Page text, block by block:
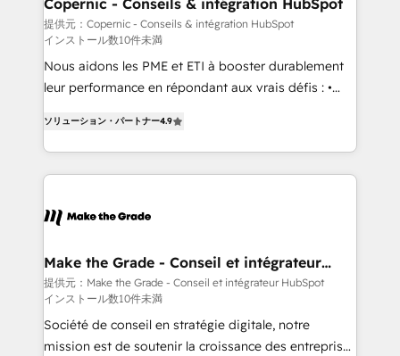
Soc2 compliant 🛡️ - Onboarding: Implementations
starting from $1,5k - Clay: Elite Studio Solutions
Partner 🤝 - Global: 75+ RPers across five continents
🌐 - Scale: Largest organically grown & fastest tiering
implementations than any other Partner 💻 -
Salesforce: We convert SFDC addicts to HubSpot
evangelists 🧡 Don't pick a marketing or technical
yours. Start winning.
Copernic - Conseils & intégration HubSpot
提供元：Copernic - Conseils & intégration HubSpot
インストール数10件未満
Nous aidons les PME et ETI à booster durablement
leur performance en répondant aux vrais défis : •
téléphonie, etc.) • Alignement des équipes grâce à un
outil et des données partagées • Amélioration de la
collecte et de l’analyse des données pour des
de la productivité des équipes Notre équipe de 30
avec un engagement total, alignant processus
métiers et technologie, et guidant vos équipes à
travers le changement, tout en centrant vos objectifs
d’entreprise. Grâce à une méthodologie éprouvée
auprès de plus de 400 clients, nous comprenons
ソリューション・パートナー4.9
Make the Grade - Conseil et intégrateur
HubSpot
提供元：Make the Grade - Conseil et intégrateur HubSpot
インストール数10件未満
Société de conseil en stratégie digitale, notre
mission est de soutenir la croissance des entreprises